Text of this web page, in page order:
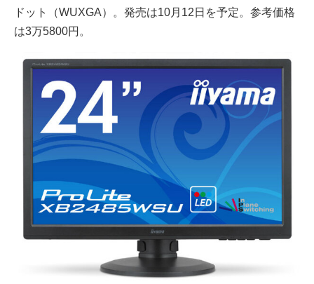
ドット（WUXGA）。発売は10月12日を予定。参考価格
は3万5800円。